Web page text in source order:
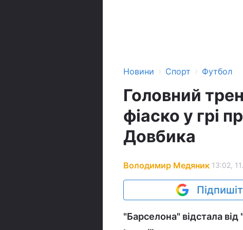
Новини › Спорт › Футбол
Головний
фіаско у грі
Довбика
Володимир Медяник 13:02,
"Барселона" відстала